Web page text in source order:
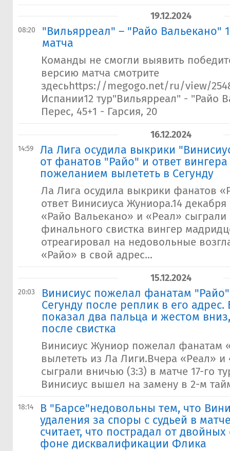
19.12.2024
08:20
"Вильярреал" – "Райо Вальекано"
матча
Команды не смогли выявить
версию матча смотрите
здесьhttps://megogo.net/ru/view/
Испании12 тур"Вильярреал" - "Райо
Перес, 45+1 - Гарсия, 20
16.12.2024
14:59
Ла Лига осудила выкрики
от фанатов "Райо" и ответ
пожеланием вылететь в Сегунду
Ла Лига осудила выкрики фанатов
ответ Винисиуса Жуниора.14
«Райо Вальекано» и «Реал»
финального свистка вингер
отреагировал на недовольные
«Райо» в свой адрес...
15.12.2024
20:03
Винисиус пожелал фанатам
Сегунду после реплик в его
показал два пальца и жестом
после свистка
Винисиус Жуниор пожелал фанатам
вылететь из Ла Лиги.Вчера «Реал»
сыграли вничью (3:3) в матче 17-го
Винисиус вышел на замену в 2-м
18:14
В "Барсе"недовольны тем, что
удаления за споры с судьей в
считает, что пострадал от
фоне дисквалификации Флика